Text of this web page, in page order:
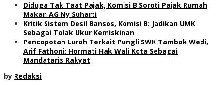
Diduga Tak Taat Pajak, Komisi B Soroti Pajak Rumah
Makan AG Ny Suharti
Kritik Sistem Desil Bansos, Komisi B: Jadikan UMK
Sebagai Tolak Ukur Kemiskinan
Pencopotan Lurah Terkait Pungli SWK Tambak Wedi,
Arif Fathoni: Hormati Hak Wali Kota Sebagai
Mandataris Rakyat
by Redaksi